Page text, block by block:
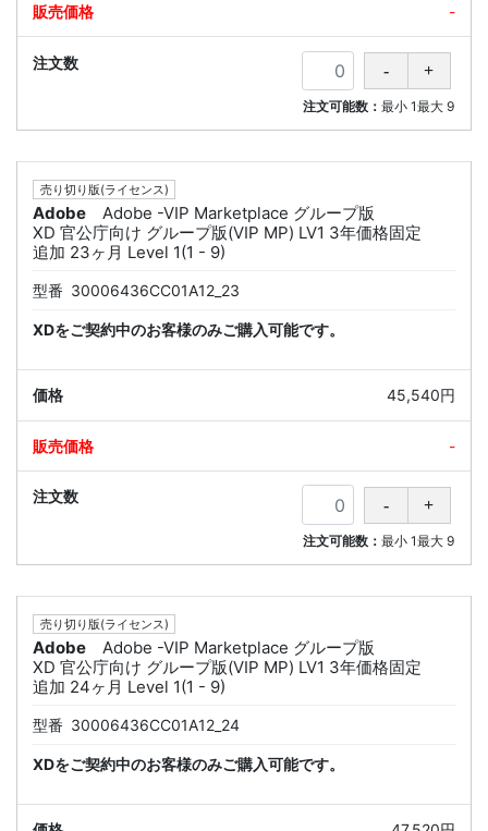
-
注文可能数：最小 1最大 9
売り切り版(ライセンス)
Adobe
Adobe -VIP Marketplace グループ版
XD 官公庁向け グループ版(VIP MP) LV1 3年価格固定
追加 23ヶ月 Level 1(1 - 9)
型番 30006436CC01A12_23
XDをご契約中のお客様のみご購入可能です。
45,540円
-
注文可能数：最小 1最大 9
売り切り版(ライセンス)
Adobe
Adobe -VIP Marketplace グループ版
XD 官公庁向け グループ版(VIP MP) LV1 3年価格固定
追加 24ヶ月 Level 1(1 - 9)
型番 30006436CC01A12_24
XDをご契約中のお客様のみご購入可能です。